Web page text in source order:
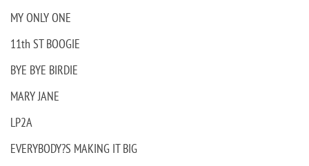
MY ONLY ONE
11th ST BOOGIE
BYE BYE BIRDIE
MARY JANE
LP2A
EVERYBODY?S MAKING IT BIG